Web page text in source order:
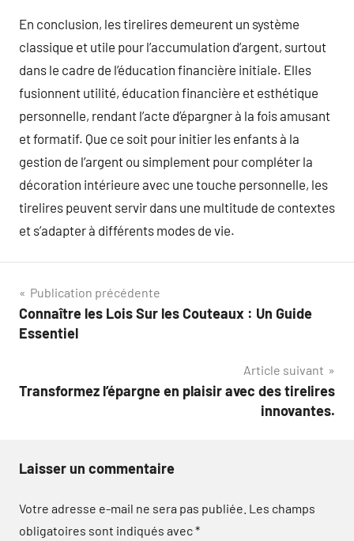
En conclusion, les tirelires demeurent un système
classique et utile pour l’accumulation d’argent, surtout
dans le cadre de l’éducation financière initiale. Elles
fusionnent utilité, éducation financière et esthétique
personnelle, rendant l’acte d’épargner à la fois amusant
et formatif. Que ce soit pour initier les enfants à la
gestion de l’argent ou simplement pour compléter la
décoration intérieure avec une touche personnelle, les
tirelires peuvent servir dans une multitude de contextes
et s’adapter à différents modes de vie.
Navigation
de
Publication précédente
Connaître les Lois Sur les Couteaux : Un Guide
Essentiel
Article suivant
Transformez l’épargne en plaisir avec des tirelires
innovantes.
Laisser un commentaire
Votre adresse e-mail ne sera pas publiée. Les champs
obligatoires sont indiqués avec*